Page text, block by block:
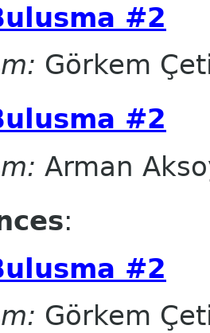
#2
Görkem
#2
Arman
:
#2
Görkem